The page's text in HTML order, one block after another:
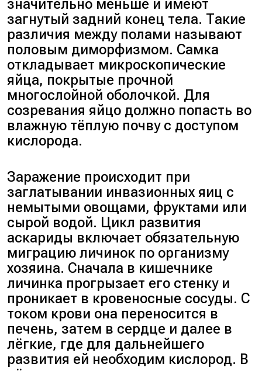
значительно меньше и имеют
загнутый задний конец тела. Такие
различия между полами называют
половым диморфизмом. Самка
откладывает микроскопические
яйца, покрытые прочной
многослойной оболочкой. Для
созревания яйцо должно попасть во
влажную тёплую почву с доступом
кислорода.
Заражение происходит при
заглатывании инвазионных яиц с
немытыми овощами, фруктами или
сырой водой. Цикл развития
аскариды включает обязательную
миграцию личинок по организму
хозяина. Сначала в кишечнике
личинка прогрызает его стенку и
проникает в кровеносные сосуды. С
током крови она переносится в
печень, затем в сердце и далее в
лёгкие, где для дальнейшего
развития ей необходим кислород. В